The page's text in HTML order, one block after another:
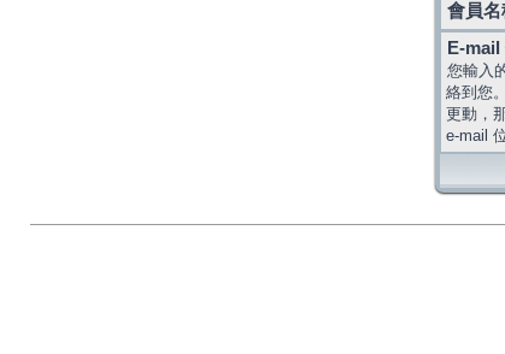
會員名
E-mail
您輸入
絡到您
更動，
e-mail